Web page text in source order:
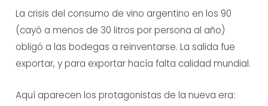
La crisis del consumo de vino argentino en los 90
(cayó a menos de 30 litros por persona al año)
obligó a las bodegas a reinventarse. La salida fue
exportar, y para exportar hacía falta calidad mundial.
Aquí aparecen los protagonistas de la nueva era: